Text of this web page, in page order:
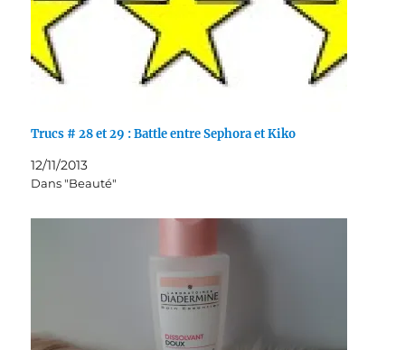
Trucs # 28 et 29 : Battle entre Sephora et Kiko
12/11/2013
Dans "Beauté"